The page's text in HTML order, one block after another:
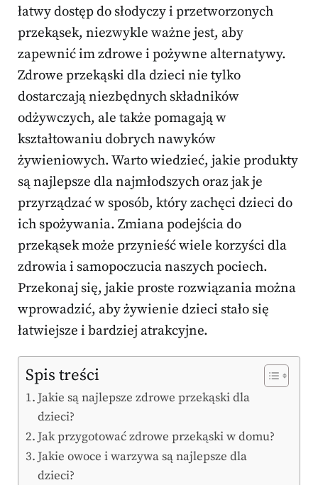
łatwy dostęp do słodyczy i przetworzonych
przekąsek, niezwykle ważne jest, aby
zapewnić im zdrowe i pożywne alternatywy.
Zdrowe przekąski dla dzieci nie tylko
dostarczają niezbędnych składników
odżywczych, ale także pomagają w
kształtowaniu dobrych nawyków
żywieniowych. Warto wiedzieć, jakie produkty
są najlepsze dla najmłodszych oraz jak je
przyrządzać w sposób, który zachęci dzieci do
ich spożywania. Zmiana podejścia do
przekąsek może przynieść wiele korzyści dla
zdrowia i samopoczucia naszych pociech.
Przekonaj się, jakie proste rozwiązania można
wprowadzić, aby żywienie dzieci stało się
łatwiejsze i bardziej atrakcyjne.
Spis treści
Jakie są najlepsze zdrowe przekąski dla
dzieci?
Jak przygotować zdrowe przekąski w domu?
Jakie owoce i warzywa są najlepsze dla
dzieci?